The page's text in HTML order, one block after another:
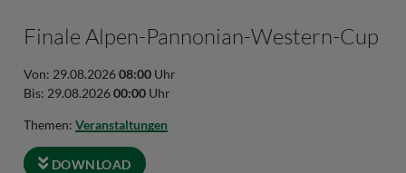
Finale Alpen-Pannonian-Western-Cup
Von: 29.08.202608:00Uhr
Bis: 29.08.202600:00Uhr
Themen: Veranstaltungen
DOWNLOAD